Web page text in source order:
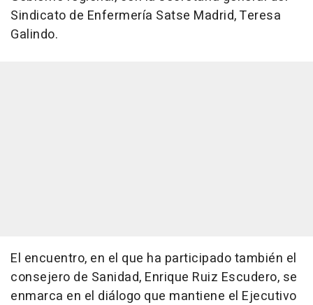
Sindicato de Enfermería Satse Madrid, Teresa
Galindo.
El encuentro, en el que ha participado también el
consejero de Sanidad, Enrique Ruiz Escudero, se
enmarca en el diálogo que mantiene el Ejecutivo